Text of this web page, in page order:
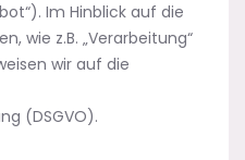
Im Hinblick auf die
wie z.B. „Verarbeitung“
wir auf die
(DSGVO).